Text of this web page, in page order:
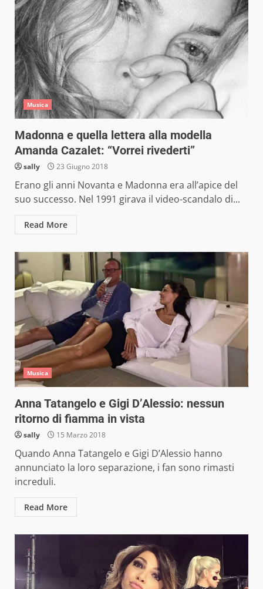
Musica
Madonna e quella lettera alla modella
Amanda Cazalet: “Vorrei rivederti”
sally 23 Giugno 2018
Erano gli anni Novanta e Madonna era all’apice del
suo successo. Nel 1991 girava il video-scandalo di...
Read More
Musica
Anna Tatangelo e Gigi D’Alessio: nessun
ritorno di fiamma in vista
sally 15 Marzo 2018
Quando Anna Tatangelo e Gigi D’Alessio hanno
annunciato la loro separazione, i fan sono rimasti
increduli.
Read More